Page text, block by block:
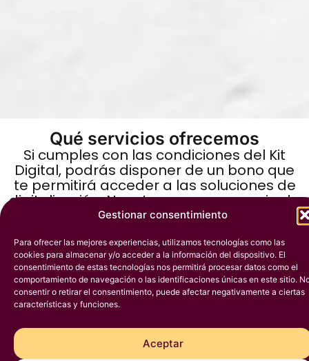
Gestionar consentimiento
Para ofrecer las mejores experiencias, utilizamos tecnologías como las
cookies para almacenar y/o acceder a la información del dispositivo. El
consentimiento de estas tecnologías nos permitirá procesar datos como el
comportamiento de navegación o las identificaciones únicas en este sitio.
consentir o retirar el consentimiento, puede afectar negativamente a ciertas
características y funciones.
Aceptar
Qué servicios ofrecemos
Si cumples con las condiciones del Kit
Digital, podrás disponer de un bono que
te permitirá acceder a las soluciones de
digitalización. Nosotros, como agencia de
marketing digital, ofrecemos cuatro
soluciones subvencionadas con los Bonos
Digitales: